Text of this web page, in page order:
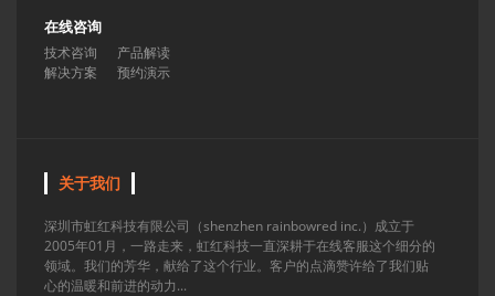
在线咨询
技术咨询
产品解读
解决方案
预约演示
关于我们
深圳市虹红科技有限公司（shenzhen rainbowred inc.）成立于
2005年01月，一路走来，虹红科技一直深耕于在线客服这个细分的
领域。我们的芳华，献给了这个行业。客户的点滴赞许给了我们贴
心的温暖和前进的动力...